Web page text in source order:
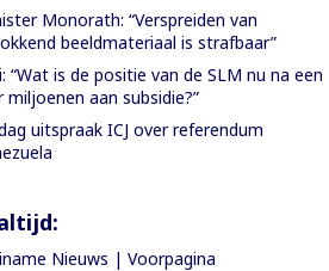
Monorath: “Verspreiden van
beeldmateriaal is strafbaar”
“Wat is de positie van de SLM nu na een
miljoenen aan subsidie?”
uitspraak ICJ over referendum
Nieuws | Voorpagina